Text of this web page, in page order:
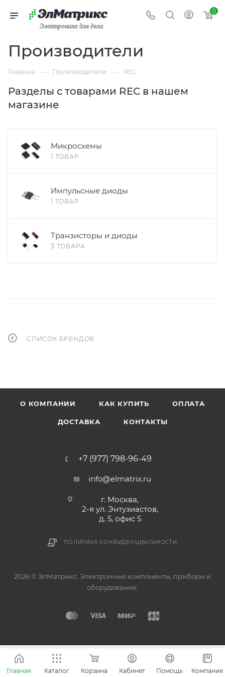
Электроника для дела
0
Производители
Главная — Производители — REC
Разделы с товарами REC в нашем
магазине
Микросхемы
1 ТОВАР
Импульсные диоды
1 ТОВАР
Транзисторы и диоды
3 ТОВАРА
СПИСОК БРЕНДОВ
О КОМПАНИИ КАК КУПИТЬ ОПЛАТА
ДОСТАВКА КОНТАКТЫ
+7 (977) 798-96-49
info@elmatrix.ru
г. Москва,
2-я ул. Энтузиастов,
д. 5, офис 5
ПОЛИТИКА КОНФИДЕНЦИАЛЬНОСТИ
2026 © ЭлМатрикс. Электронные компоненты, приборы и
оборудование.
Главная Каталог Корзина Кабинет Помощь Компания